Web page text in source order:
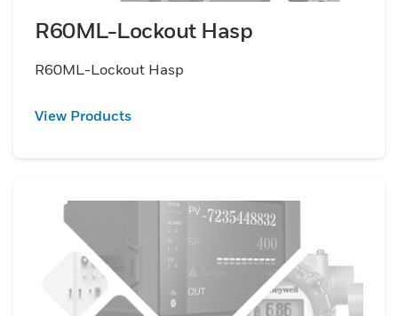
R60ML-Lockout Hasp
R60ML-Lockout Hasp
View Products